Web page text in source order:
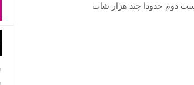
دوم حدودا چند هزار شات